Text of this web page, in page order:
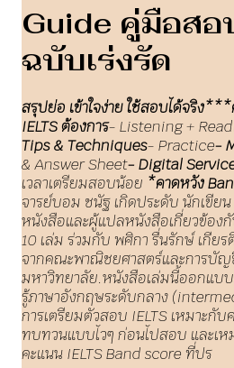
Guide คู่มือสอ
ฉบับเร่งรัด
สรุปย่อ เข้าใจง่าย ใช้สอบได้จริง***
IELTS ต้องการ- Listening +
Tips & Techniques- Practice-
& Answer Sheet- Digital
เวลาเตรียมสอบน้อย *คาดหวัง
จารย์บอม ชนัฐ เกิดประดับ นักเขีย
หนังสือและผู้แปลหนังสือเกี่ยวข้อง
10 เล่ม ร่วมกับ พศิกา รื่นรักษ์ เกี
จากคณะพาณิชยศาสตร์และการบั
มหาวิทยาลัย.หนังสือเล่มนี้ออกแบ
รู้ภาษาอังกฤษระดับกลาง
การเตรียมตัวสอบ IELTS เหมาะกั
ทบทวนแบบไวๆ ก่อนไปสอบ และเ
คะแนน IELTS Band score ที่ปร